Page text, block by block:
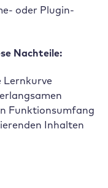
oder Plugin-
Nachteile:
Lernkurve
Funktionsumfang
Inhalten